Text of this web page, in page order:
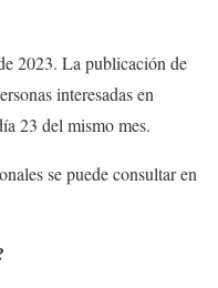
2023. La publicación de
interesadas en
23 del mismo mes.
se puede consultar en